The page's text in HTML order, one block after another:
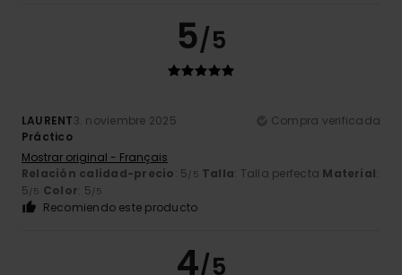
5/5
LAURENT3. noviembre 2025
Compra verificada
Práctico
Mostrar original - Français
Relación calidad-precio: 5/5 Talla: Talla perfecta Material:
5/5 Color: 5/5
Recomiendo este producto
4/5